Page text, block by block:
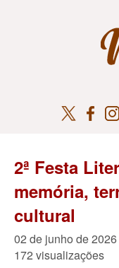
2ª Festa
memória,
cultural
02 de junho de 2026
172 visualizações